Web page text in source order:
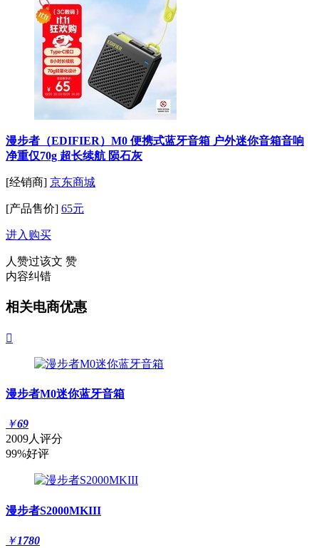
漫步者（EDIFIER）M0 便携式蓝牙音箱 户外迷你音箱音响
净重仅70g 超长续航 陨石灰
[经销商] 京东商城
[产品售价] 65元
进入购买
人赞过该文 赞
内容纠错
相关电商优惠

漫步者M0迷你蓝牙音箱
￥69
2009人评分
99%好评
漫步者S2000MKIII
￥1780